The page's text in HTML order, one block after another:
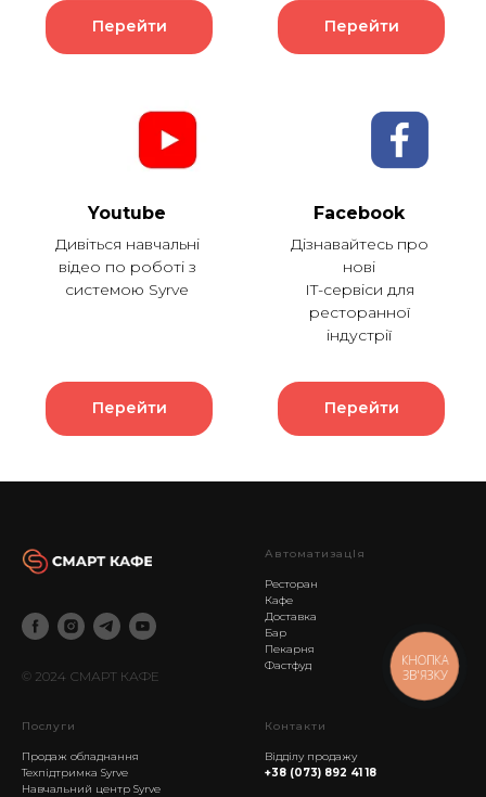
Перейти Перейти
Youtube
Дивіться навчальні
відео по роботі з
системою Syrve
Перейти
Facebook
Дізнавайтесь про
нові
IT-сервіси для
ресторанної
індустрії
Перейти
© 2024 СМАРТ КАФЕ
АвтоматизацІя
Ресторан
Кафе
Доставка
Бар
Пекарня
Фастфуд
Послуги
Продаж обладнання
Техпідтримка Syrve
Навчальний центр Syrve
Контакти
Відділу продажу
+38 (073) 892 41 18
КНОПКА
ЗВ'ЯЗКУ